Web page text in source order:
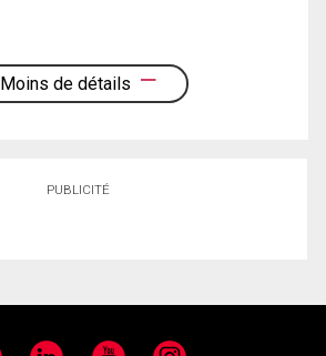
Moins de détails
PUBLICITÉ